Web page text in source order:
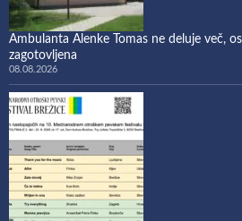
Ambulanta Alenke Tomas ne deluje več,
zagotovljena
08.08.2026